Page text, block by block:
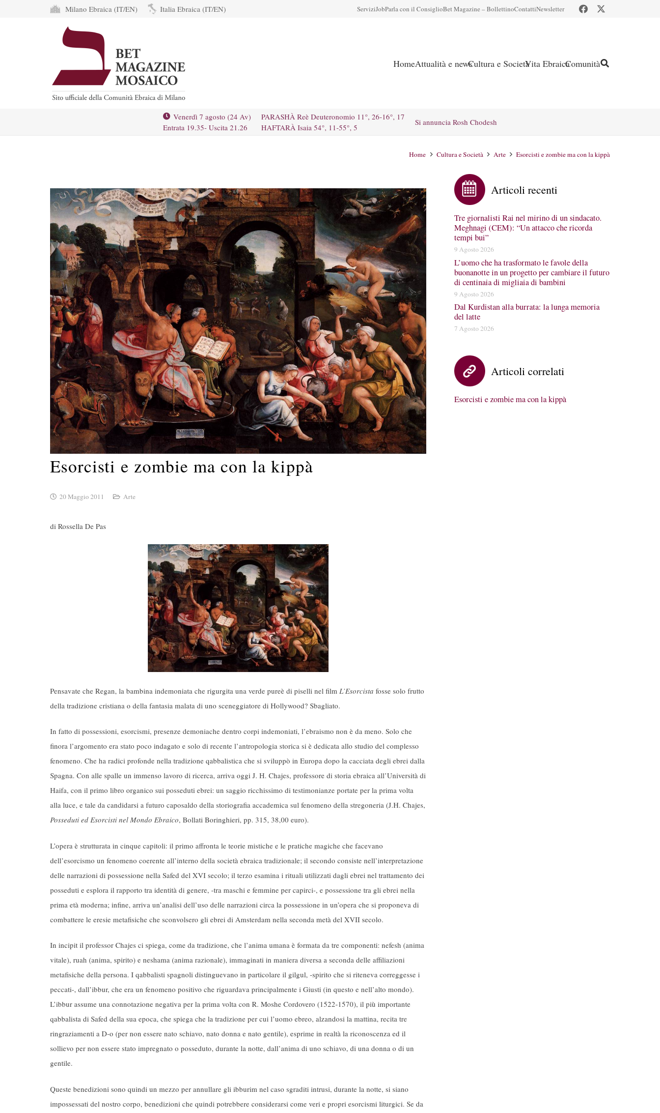
Milano Ebraica (IT/EN) Italia Ebraica (IT/EN) ServiziJobParla con il ConsiglioBet Magazine – BollettinoContattiNewsletter
HomeAttualità e newsCultura e SocietàVita EbraicaComunità
Venerdì 7 agosto (24 Av)
Entrata 19.35- Uscita 21.26
PARASHÀ Reè Deuteronomio 11°, 26-16°, 17
HAFTARÀ Isaia 54°, 11-55°, 5
Si annuncia Rosh Chodesh
Home Cultura e Società Arte Esorcisti e zombie ma con la kippà
Esorcisti e zombie ma con la kippà
20 Maggio 2011 Arte
di Rossella De Pas
Pensavate che Regan, la bambina indemoniata che rigurgita una verde pureè di piselli nel film L’Esorcista fosse solo frutto
della tradizione cristiana o della fantasia malata di uno sceneggiatore di Hollywood? Sbagliato.
In fatto di possessioni, esorcismi, presenze demoniache dentro corpi indemoniati, l’ebraismo non è da meno. Solo che
finora l’argomento era stato poco indagato e solo di recente l’antropologia storica si è dedicata allo studio del complesso
fenomeno. Che ha radici profonde nella tradizione qabbalistica che si sviluppò in Europa dopo la cacciata degli ebrei dalla
Spagna. Con alle spalle un immenso lavoro di ricerca, arriva oggi J. H. Chajes, professore di storia ebraica all’Università di
Haifa, con il primo libro organico sui posseduti ebrei: un saggio ricchissimo di testimonianze portate per la prima volta
alla luce, e tale da candidarsi a futuro caposaldo della storiografia accademica sul fenomeno della stregoneria (J.H. Chajes,
Posseduti ed Esorcisti nel Mondo Ebraico, Bollati Boringhieri, pp. 315, 38,00 euro).
L’opera è strutturata in cinque capitoli: il primo affronta le teorie mistiche e le pratiche magiche che facevano
dell’esorcismo un fenomeno coerente all’interno della società ebraica tradizionale; il secondo consiste nell’interpretazione
delle narrazioni di possessione nella Safed del XVI secolo; il terzo esamina i rituali utilizzati dagli ebrei nel trattamento dei
posseduti e esplora il rapporto tra identità di genere, -tra maschi e femmine per capirci-, e possessione tra gli ebrei nella
prima età moderna; infine, arriva un’analisi dell’uso delle narrazioni circa la possessione in un’opera che si proponeva di
combattere le eresie metafisiche che sconvolsero gli ebrei di Amsterdam nella seconda metà del XVII secolo.
In incipit il professor Chajes ci spiega, come da tradizione, che l’anima umana è formata da tre componenti: nefesh (anima
vitale), ruah (anima, spirito) e neshama (anima razionale), immaginati in maniera diversa a seconda delle affiliazioni
metafisiche della persona. I qabbalisti spagnoli distinguevano in particolare il gilgul, -spirito che si riteneva correggesse i
peccati-, dall’ibbur, che era un fenomeno positivo che riguardava principalmente i Giusti (in questo e nell’alto mondo).
L’ibbur assume una connotazione negativa per la prima volta con R. Moshe Cordovero (1522-1570), il più importante
qabbalista di Safed della sua epoca, che spiega che la tradizione per cui l’uomo ebreo, alzandosi la mattina, recita tre
ringraziamenti a D-o (per non essere nato schiavo, nato donna e nato gentile), esprime in realtà la riconoscenza ed il
sollievo per non essere stato impregnato o posseduto, durante la notte, dall’anima di uno schiavo, di una donna o di un
gentile.
Queste benedizioni sono quindi un mezzo per annullare gli ibburim nel caso sgraditi intrusi, durante la notte, si siano
impossessati del nostro corpo, benedizioni che quindi potrebbere considerarsi come veri e propri esorcismi liturgici. Se da
Articoli recenti
Tre giornalisti Rai nel mirino di un sindacato.
Meghnagi (CEM): “Un attacco che ricorda
tempi bui”
9 Agosto 2026
L’uomo che ha trasformato le favole della
buonanotte in un progetto per cambiare il futuro
di centinaia di migliaia di bambini
9 Agosto 2026
Dal Kurdistan alla burrata: la lunga memoria
del latte
7 Agosto 2026
Articoli correlati
Esorcisti e zombie ma con la kippà